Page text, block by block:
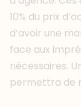
10% du prix
d’avoir une
face aux
nécessaires.
permettra de